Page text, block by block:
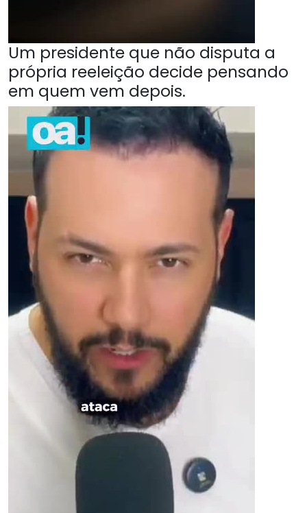
Um presidente que não disputa a
própria reeleição decide pensando
em quem vem depois.